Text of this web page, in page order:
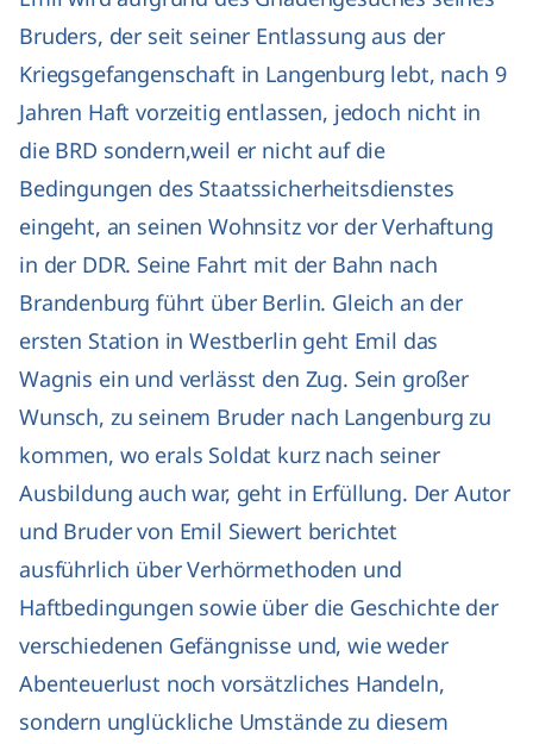
Bruders, der seit seiner Entlassung aus der
Kriegsgefangenschaft in Langenburg lebt, nach 9
Jahren Haft vorzeitig entlassen, jedoch nicht in
die BRD sondern,weil er nicht auf die
Bedingungen des Staatssicherheitsdienstes
eingeht, an seinen Wohnsitz vor der Verhaftung
in der DDR. Seine Fahrt mit der Bahn nach
Brandenburg führt über Berlin. Gleich an der
ersten Station in Westberlin geht Emil das
Wagnis ein und verlässt den Zug. Sein großer
Wunsch, zu seinem Bruder nach Langenburg zu
kommen, wo erals Soldat kurz nach seiner
Ausbildung auch war, geht in Erfüllung. Der Autor
und Bruder von Emil Siewert berichtet
ausführlich über Verhörmethoden und
Haftbedingungen sowie über die Geschichte der
verschiedenen Gefängnisse und, wie weder
Abenteuerlust noch vorsätzliches Handeln,
sondern unglückliche Umstände zu diesem